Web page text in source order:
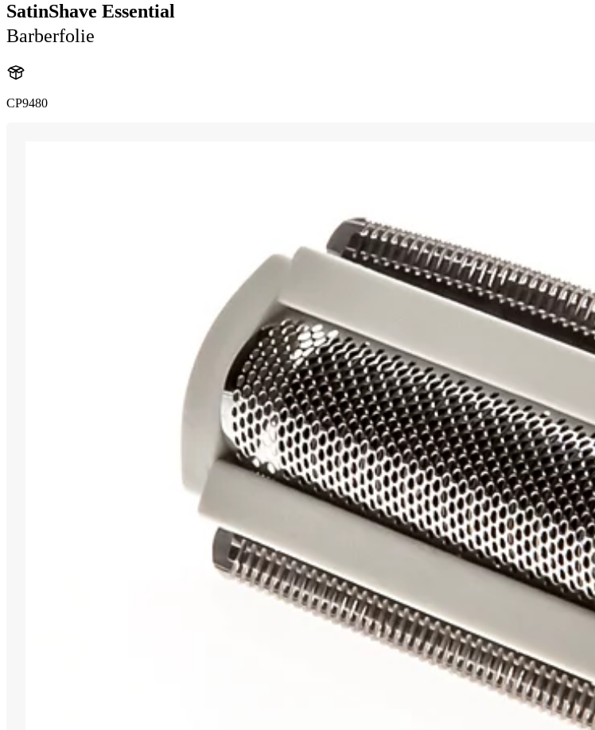
SatinShave Essential
Barberfolie
CP9480